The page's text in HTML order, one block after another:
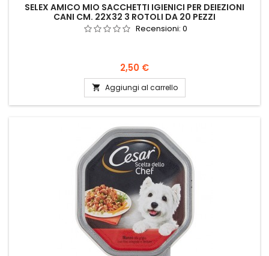
SELEX AMICO MIO SACCHETTI IGIENICI PER DEIEZIONI
CANI CM. 22X32 3 ROTOLI DA 20 PEZZI
Recensioni: 0
Prezzo
2,50 €
 Aggiungi al carrello